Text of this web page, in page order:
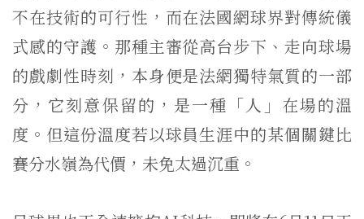
不在技術的可行性，而在法國網球界對傳統儀
式感的守護。那種主審從高台步下、走向球場
的戲劇性時刻，本身便是法網獨特氣質的一部
分，它刻意保留的，是一種「人」在場的溫
度。但這份溫度若以球員生涯中的某個關鍵比
賽分水嶺為代價，未免太過沉重。